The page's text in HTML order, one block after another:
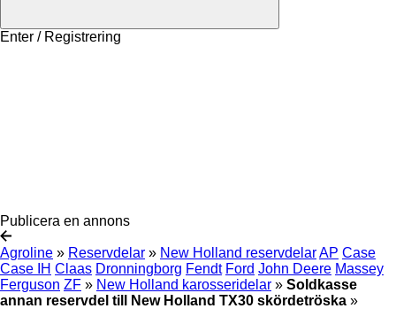
Enter / Registrering
Publicera en annons
Agroline » Reservdelar » New Holland reservdelarAP Case
Case IH Claas Dronningborg Fendt Ford John Deere Massey
Ferguson ZF » New Holland karosseridelar » Soldkasse
annan reservdel till New Holland TX30 skördetröska »